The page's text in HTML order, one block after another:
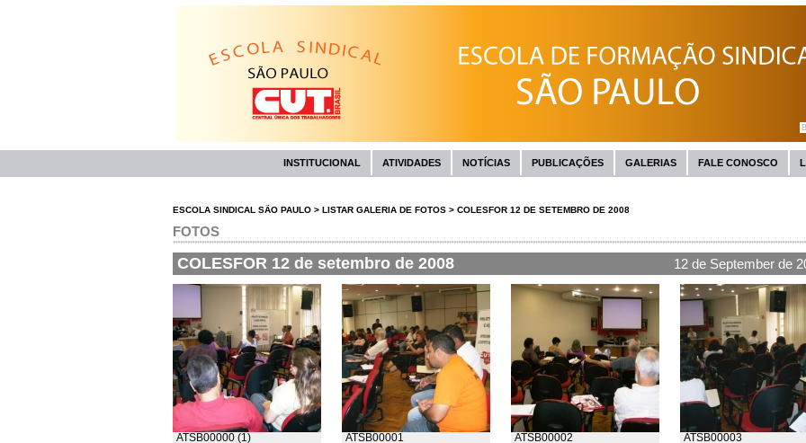
INSTITUCIONAL ATIVIDADES NOTÍCIAS PUBLICAÇÕES GALERIAS FALE CONOSCO
ESCOLA SINDICAL SÃO PAULO > LISTAR GALERIA DE FOTOS > COLESFOR 12 DE SETEMBRO DE 2008
FOTOS
COLESFOR 12 de setembro de 2008 12 de September de
ATSB00000 (1)
ATSB00001
ATSB00002
ATSB00003